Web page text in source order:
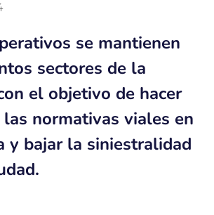
se mantienen
sectores de la
el objetivo de hacer
normativas viales en
y bajar la siniestralidad